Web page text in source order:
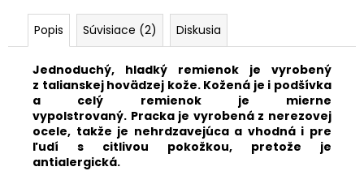
Popis Súvisiace (2) Diskusia
Jednoduchý, hladký remienok je vyrobený
z talianskej hovädzej kože. Kožená je i podšívka
a celý remienok je mierne
vypolstrovaný. Pracka je vyrobená z nerezovej
ocele, takže je nehrdzavejúca a vhodná i pre
ľudí s citlivou pokožkou, pretože je
antialergická.
KOŽENÝ
ČIERNY
REMIENOK
701/00
€25,90